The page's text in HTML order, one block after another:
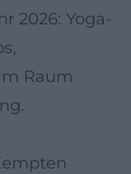
2026: Yoga-
Raum